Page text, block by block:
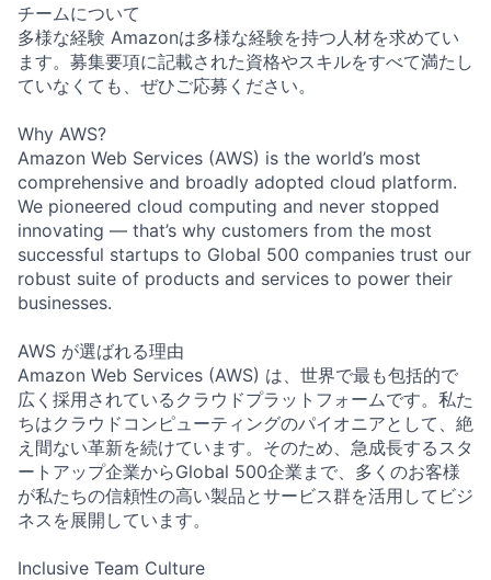
チームについて
多様な経験 Amazonは多様な経験を持つ人材を求めてい
ます。募集要項に記載された資格やスキルをすべて満たし
ていなくても、ぜひご応募ください。
Why AWS?
Amazon Web Services (AWS) is the world’s most
comprehensive and broadly adopted cloud platform.
We pioneered cloud computing and never stopped
innovating — that’s why customers from the most
successful startups to Global 500 companies trust our
robust suite of products and services to power their
businesses.
AWS が選ばれる理由
Amazon Web Services (AWS) は、世界で最も包括的で
広く採用されているクラウドプラットフォームです。私た
ちはクラウドコンピューティングのパイオニアとして、絶
え間ない革新を続けています。そのため、急成長するスタ
ートアップ企業からGlobal 500企業まで、多くのお客様
が私たちの信頼性の高い製品とサービス群を活用してビジ
ネスを展開しています。
Inclusive Team Culture